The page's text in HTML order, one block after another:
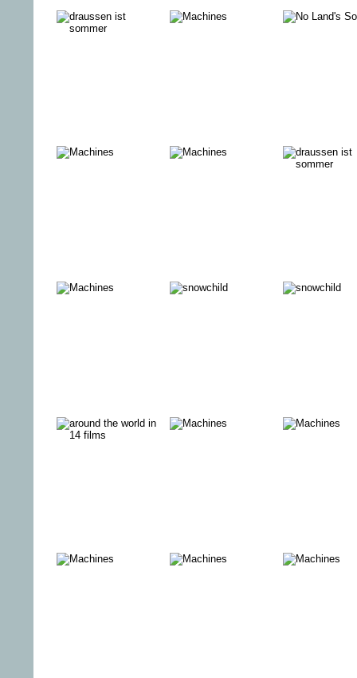
Allein gegen
Putin - Streit
DAS
MAHL
Redaktion
Dokumentation
IT MUST
SCHWING! –
DAS
MR GAY
SYRIA
POWER TO
THE
AROUND
WORLD
DIRECTIONS
–
Wildes
Deutschland 5
MAYHEM
8. Kurdisches
Filmfestival
DIE LEGENDE
VOM